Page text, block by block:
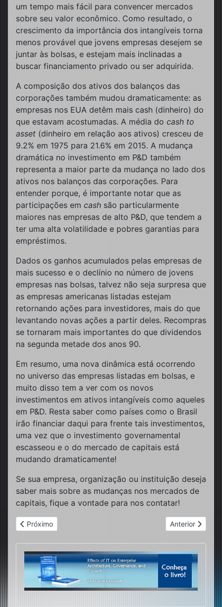
um tempo mais fácil para convencer mercados
sobre seu valor econômico. Como resultado, o
crescimento da importância dos intangíveis torna
menos provável que jovens empresas desejem se
juntar às bolsas, e estejam mais inclinadas a
buscar financiamento privado ou ser adquirida.
A composição dos ativos dos balanços das
corporações também mudou dramaticamente: as
empresas nos EUA detêm mais cash (dinheiro) do
que estavam acostumadas. A média do cash to
asset (dinheiro em relação aos ativos) cresceu de
9.2% em 1975 para 21.6% em 2015. A mudança
dramática no investimento em P&D também
representa a maior parte da mudança no lado dos
ativos nos balanços das corporações. Para
entender porque, é importante notar que as
participações em cash são particularmente
maiores nas empresas de alto P&D, que tendem a
ter uma alta volatilidade e pobres garantias para
empréstimos.
Dados os ganhos acumulados pelas empresas de
mais sucesso e o declínio no número de jovens
empresas nas bolsas, talvez não seja surpresa que
as empresas americanas listadas estejam
retornando ações para investidores, mais do que
levantando novas ações a partir deles. Recompras
se tornaram mais importantes do que dividendos
na segunda metade dos anos 90.
Em resumo, uma nova dinâmica está ocorrendo
no universo das empresas listadas em bolsas, e
muito disso tem a ver com os novos
investimentos em ativos intangíveis como aqueles
em P&D. Resta saber como países como o Brasil
irão financiar daqui para frente tais investimentos,
uma vez que o investimento governamental
escasseou e o do mercado de capitais está
mudando dramaticamente!
Se sua empresa, organização ou instituição deseja
saber mais sobre as mudanças nos mercados de
capitais, fique a vontade para nos contatar!
Artigo anterior: Customer Engagement Platform – Plataforma
Próximo Próximo artigo:
Anterior